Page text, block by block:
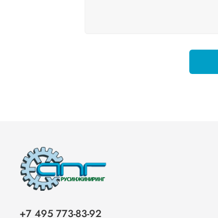
+7 495 773-83-92